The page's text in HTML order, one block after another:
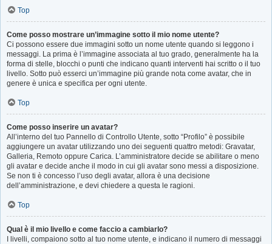
Top
Come posso mostrare un’immagine sotto il mio nome utente?
Ci possono essere due immagini sotto un nome utente quando si leggono i
messaggi. La prima è l’immagine associata al tuo grado, generalmente ha la
forma di stelle, blocchi o punti che indicano quanti interventi hai scritto o il tuo
livello. Sotto può esserci un’immagine più grande nota come avatar, che in
genere è unica e specifica per ogni utente.
Top
Come posso inserire un avatar?
All’interno del tuo Pannello di Controllo Utente, sotto “Profilo” è possibile
aggiungere un avatar utilizzando uno dei seguenti quattro metodi: Gravatar,
Galleria, Remoto oppure Carica. L’amministratore decide se abilitare o meno
gli avatar e decide anche il modo in cui gli avatar sono messi a disposizione.
Se non ti è concesso l’uso degli avatar, allora è una decisione
dell’amministrazione, e devi chiedere a questa le ragioni.
Top
Qual è il mio livello e come faccio a cambiarlo?
I livelli, compaiono sotto al tuo nome utente, e indicano il numero di messaggi